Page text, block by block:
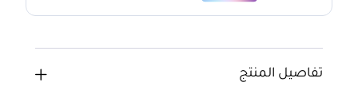
تفاصيل المنتج